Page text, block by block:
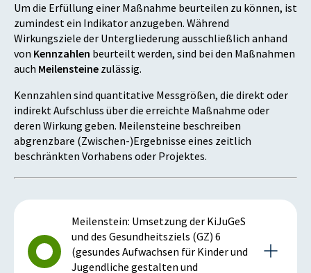
Um die Erfüllung einer Maßnahme beurteilen zu können, ist
zumindest ein Indikator anzugeben. Während
Wirkungsziele der Untergliederung ausschließlich anhand
von Kennzahlen beurteilt werden, sind bei den Maßnahmen
auch Meilensteine zulässig.
Kennzahlen sind quantitative Messgrößen, die direkt oder
indirekt Aufschluss über die erreichte Maßnahme oder
deren Wirkung geben. Meilensteine beschreiben
abgrenzbare (Zwischen-)Ergebnisse eines zeitlich
beschränkten Vorhabens oder Projektes.
Meilenstein: Umsetzung der KiJuGeS
und des Gesundheitsziels (GZ) 6
(gesundes Aufwachsen für Kinder und
Jugendliche gestalten und